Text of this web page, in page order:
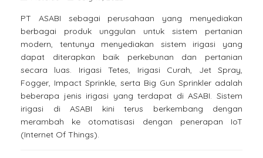
PT ASABI sebagai perusahaan yang menyediakan
berbagai produk unggulan untuk sistem pertanian
modern, tentunya menyediakan sistem irigasi yang
dapat diterapkan baik perkebunan dan pertanian
secara luas. Irigasi Tetes, Irigasi Curah, Jet Spray,
Fogger, Impact Sprinkle, serta Big Gun Sprinkler adalah
beberapa jenis irigasi yang terdapat di ASABI. Sistem
irigasi di ASABI kini terus berkembang dengan
merambah ke otomatisasi dengan penerapan IoT
(Internet Of Things).